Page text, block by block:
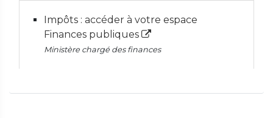
Impôts : accéder à votre espace
Finances publiques
Ministère chargé des finances